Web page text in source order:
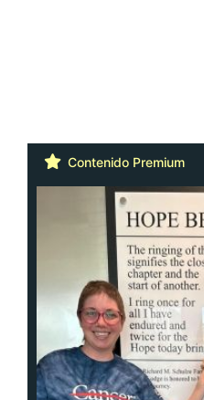
Contenido Premium